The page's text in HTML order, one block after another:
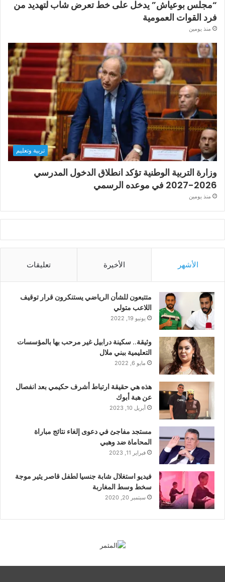
“مجلس بوعياش” يدخل على خط تعرض شاب لتهديد من
فرد القوات العمومية
منذ يومين
تربية وتعليم
وزارة التربية الوطنية تؤكد انطلاق الدخول المدرسي
2026-2027 في موعده الرسمي
منذ يومين
الأشهر الأخيرة تعليقات
متتبعون للشأن الرياضي يستنكرون قرار توقيف
اللاعب متولي
يونيو 19, 2022
وثيقة.. سكينة درابيل غير مرحب بها بالمؤسسات
التعليمية ببني ملال
مايو 6, 2022
هذه هي حقيقة ارتباط أشرف حكيمي بعد انفصال
عن هبة أبوك
أبريل 10, 2023
مستجد مفاجئ في دعوى إلغاء نتائج مباراة
المحاماة ضد وهبي
فبراير 11, 2023
فيديو استغلال شابة جنسيا لطفل قاصر يثير موجة
سخط وسط المغاربة
سبتمبر 20, 2020